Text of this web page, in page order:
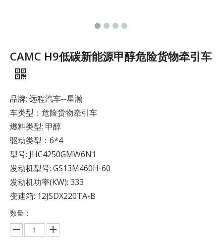
CAMC H9低碳新能源甲醇危险货物牵引车
品牌: 远程汽车--星瀚
车类型：危险货物牵引车
燃料类型: 甲醇
驱动类型：6*4
型号: JHC4250GMW6N1
发动机型号: GS13M460H-60
发动机功率(KW): 333
变速箱: 12JSDX220TA-B
数量：